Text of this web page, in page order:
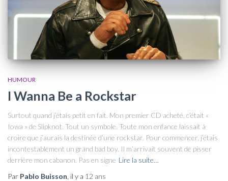
HUMOUR
I Wanna Be a Rockstar
Surtout quand j’étais petit en fait. Mon premier CD acheté, c’était «
Iowa » de Slipknot. Tout un symbole. Toute mon enfance laissait à
croire que j’aurais la destinée d’une rockstar. Pour commencer, j’étais
incontestablement un grand bad boy. Il m’arrivait souvent de pisser
derrière mon cabanon. Pas en signe Lire la suite…
Par Pablo Buisson , il y a 12 ans